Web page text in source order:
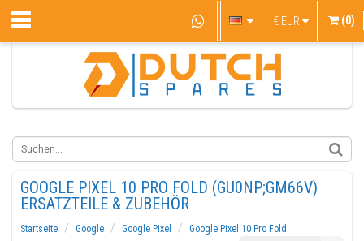
€ EUR (0)
GOOGLE PIXEL 10 PRO FOLD (GU0NP;GM66V)
ERSATZTEILE & ZUBEHÖR
Startseite Google Google Pixel
Google Pixel 10 Pro Fold